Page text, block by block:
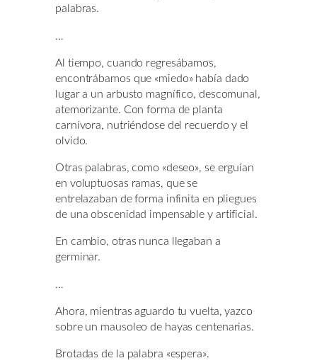
palabras.
…
Al tiempo, cuando regresábamos,
encontrábamos que «miedo» había dado
lugar a un arbusto magnífico, descomunal,
atemorizante. Con forma de planta
carnívora, nutriéndose del recuerdo y el
olvido.
Otras palabras, como «deseo», se erguían
en voluptuosas ramas, que se
entrelazaban de forma infinita en pliegues
de una obscenidad impensable y artificial.
En cambio, otras nunca llegaban a
germinar.
…
Ahora, mientras aguardo tu vuelta, yazco
sobre un mausoleo de hayas centenarias.
Brotadas de la palabra «espera».